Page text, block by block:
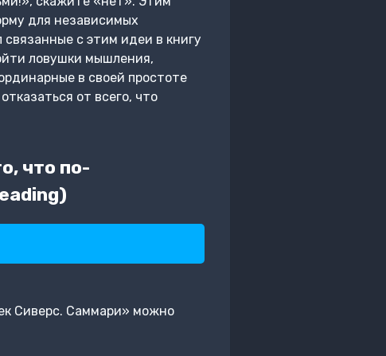
для независимых
с этим идеи в книгу
ловушки мышления,
в своей простоте
от всего, что
что по-
Сиверс. Саммари» можно